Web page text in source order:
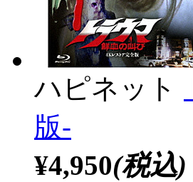
ハピネット
版-
¥4,950(税込)